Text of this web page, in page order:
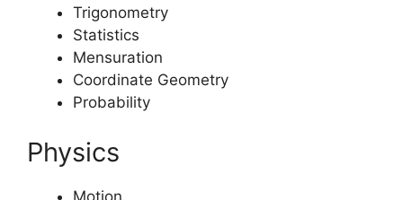
Trigonometry
Statistics
Mensuration
Coordinate Geometry
Probability
Physics
Motion